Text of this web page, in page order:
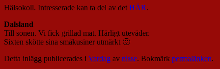
Hälsokoll. Intresserade kan ta del av detHÄR.
Dalsland
Till sonen. Vi fick grillad mat. Härligt uteväder.
Sixten skötte sina småkusiner utmärkt 🙂
Detta inlägg publicerades i Vardag av nisse. Bokmärk permalänken.